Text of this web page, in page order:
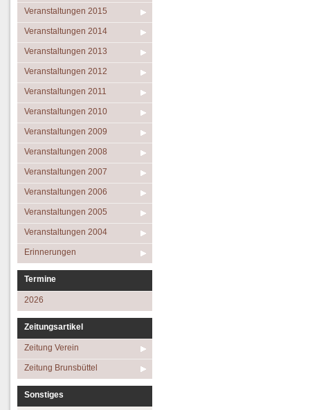
Veranstaltungen 2015
Veranstaltungen 2014
Veranstaltungen 2013
Veranstaltungen 2012
Veranstaltungen 2011
Veranstaltungen 2010
Veranstaltungen 2009
Veranstaltungen 2008
Veranstaltungen 2007
Veranstaltungen 2006
Veranstaltungen 2005
Veranstaltungen 2004
Erinnerungen
Termine
2026
Zeitungsartikel
Zeitung Verein
Zeitung Brunsbüttel
Sonstiges